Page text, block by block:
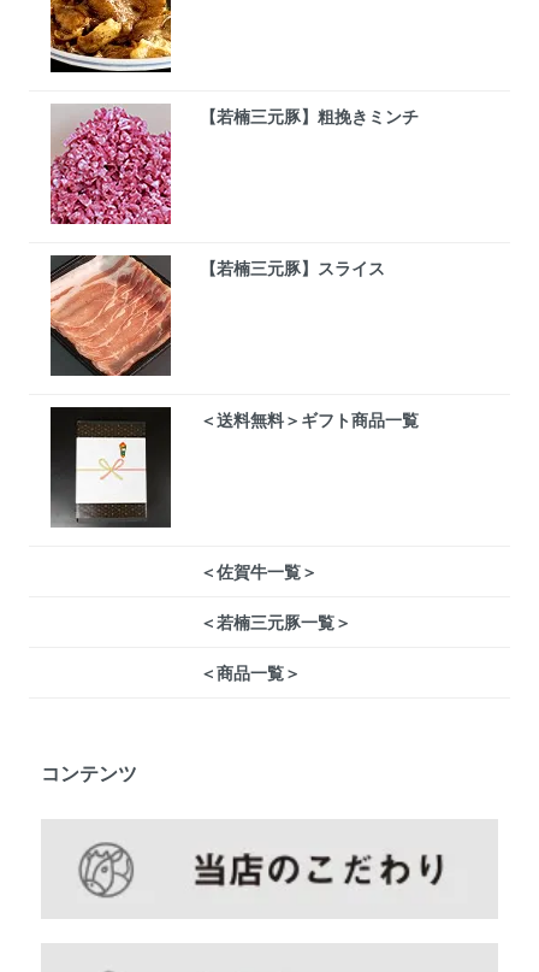
【若楠三元豚】粗挽きミンチ
【若楠三元豚】スライス
＜送料無料＞ギフト商品一覧
＜佐賀牛一覧＞
＜若楠三元豚一覧＞
＜商品一覧＞
コンテンツ